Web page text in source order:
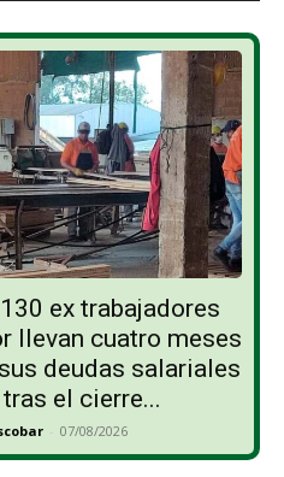
ex trabajadores
llevan cuatro meses
deudas salariales
el cierre...
- 07/08/2026